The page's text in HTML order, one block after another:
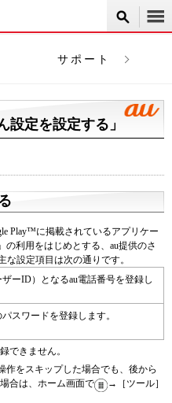
サポート
設定を設定する」
Play™に掲載されているアプリケー
の利用をはじめとする、au提供のさ
な設定項目は次の通りです。
ーID）となるau電話番号を登録し
スワードを登録します。
できません。
作をスキップした場合でも、後から
合は、ホーム画面で
→［ツール］